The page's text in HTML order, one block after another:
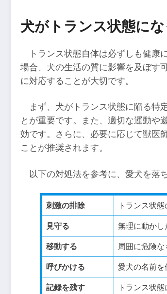
犬がトランス状態に
トランス状態自体は必ずしも健康
場合、犬の生活の質に影響を及ぼす
に対応することが大切です。
まず、犬がトランス状態に陥る特
とが重要です。また、適切な運動や
効です。さらに、必要に応じて獣医
ことが推奨されます。
以下の対処法を参考に、愛犬を落
刺激の排除 トランス状
見守る 無理に動かし
移動する 周囲に危険な
呼びかける 愛犬の名前を
記録を残す トランス状